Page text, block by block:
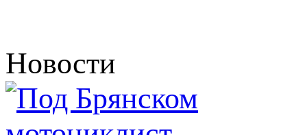
Новости